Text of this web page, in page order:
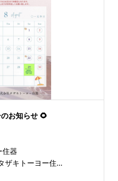
お知らせ 🌻
住器
ザキトーヨー住...